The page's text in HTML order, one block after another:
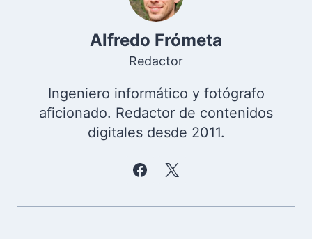
Alfredo Frómeta
Redactor
Ingeniero informático y fotógrafo
aficionado. Redactor de contenidos
digitales desde 2011.